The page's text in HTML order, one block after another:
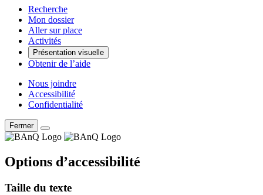
Recherche
Mon dossier
Aller sur place
Activités
Présentation visuelle
Obtenir de l’aide
Nous joindre
Accessibilité
Confidentialité
Fermer
Options d’accessibilité
Taille du texte